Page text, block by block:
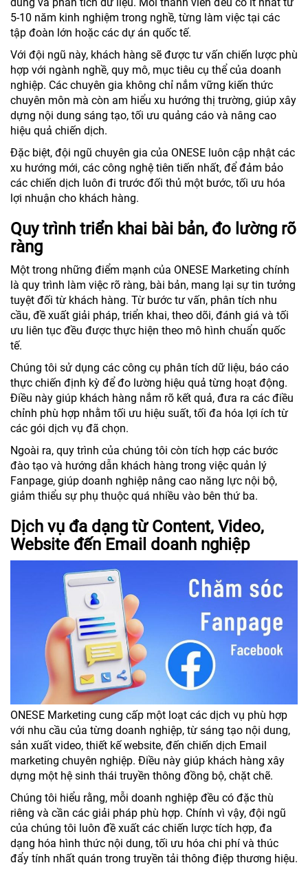
5-10 năm kinh nghiệm trong nghề, từng làm việc tại các
tập đoàn lớn hoặc các dự án quốc tế.
Với đội ngũ này, khách hàng sẽ được tư vấn chiến lược phù
hợp với ngành nghề, quy mô, mục tiêu cụ thể của doanh
nghiệp. Các chuyên gia không chỉ nắm vững kiến thức
chuyên môn mà còn am hiểu xu hướng thị trường, giúp xây
dựng nội dung sáng tạo, tối ưu quảng cáo và nâng cao
hiệu quả chiến dịch.
Đặc biệt, đội ngũ chuyên gia của ONESE luôn cập nhật các
xu hướng mới, các công nghệ tiên tiến nhất, để đảm bảo
các chiến dịch luôn đi trước đối thủ một bước, tối ưu hóa
lợi nhuận cho khách hàng.
Quy trình triển khai bài bản, đo lường rõ
ràng
Một trong những điểm mạnh của ONESE Marketing chính
là quy trình làm việc rõ ràng, bài bản, mang lại sự tin tưởng
tuyệt đối từ khách hàng. Từ bước tư vấn, phân tích nhu
cầu, đề xuất giải pháp, triển khai, theo dõi, đánh giá và tối
ưu liên tục đều được thực hiện theo mô hình chuẩn quốc
tế.
Chúng tôi sử dụng các công cụ phân tích dữ liệu, báo cáo
thực chiến định kỳ để đo lường hiệu quả từng hoạt động.
Điều này giúp khách hàng nắm rõ kết quả, đưa ra các điều
chỉnh phù hợp nhằm tối ưu hiệu suất, tối đa hóa lợi ích từ
các gói dịch vụ đã chọn.
Ngoài ra, quy trình của chúng tôi còn tích hợp các bước
đào tạo và hướng dẫn khách hàng trong việc quản lý
Fanpage, giúp doanh nghiệp nâng cao năng lực nội bộ,
giảm thiểu sự phụ thuộc quá nhiều vào bên thứ ba.
Dịch vụ đa dạng từ Content, Video,
Website đến Email doanh nghiệp
ONESE Marketing cung cấp một loạt các dịch vụ phù hợp
với nhu cầu của từng doanh nghiệp, từ sáng tạo nội dung,
sản xuất video, thiết kế website, đến chiến dịch Email
marketing chuyên nghiệp. Điều này giúp khách hàng xây
dựng một hệ sinh thái truyền thông đồng bộ, chặt chẽ.
Chúng tôi hiểu rằng, mỗi doanh nghiệp đều có đặc thù
riêng và cần các giải pháp phù hợp. Chính vì vậy, đội ngũ
của chúng tôi luôn đề xuất các chiến lược tích hợp, đa
dạng hóa hình thức nội dung, tối ưu hóa chi phí và thúc
đẩy tính nhất quán trong truyền tải thông điệp thương hiệu.